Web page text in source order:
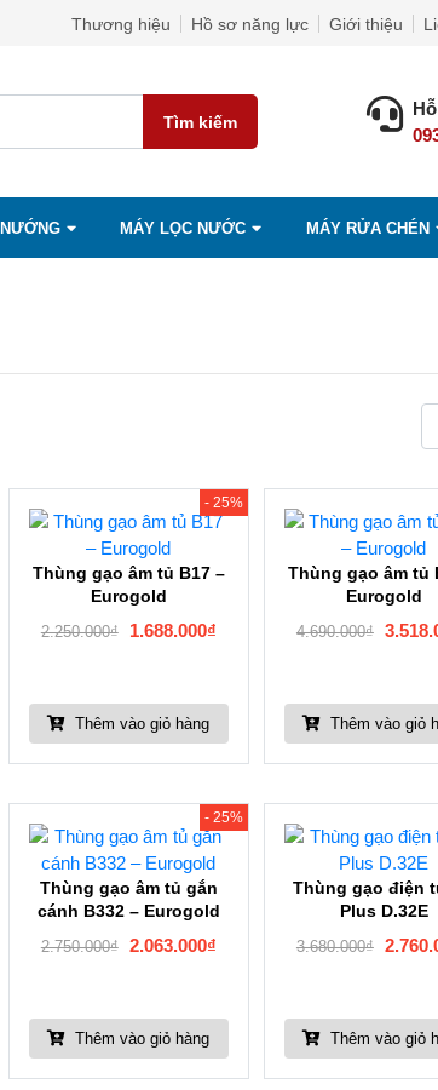
Thương hiệu Hồ sơ năng lực Giới thiệu
Tìm kiếm
MÁY LỌC NƯỚC MÁY RỬA CHÉN
- 25%
Thùng gạo âm tủ B17 –
Eurogold
2.250.000₫ 1.688.000₫
Thêm vào giỏ hàng
Thùng gạo âm tủ
Eurogold
4.690.000₫
Thêm vào giỏ
- 25%
Thùng gạo âm tủ gắn
cánh B332 – Eurogold
2.750.000₫ 2.063.000₫
Thêm vào giỏ hàng
Thùng gạo điện
Plus D.32E
3.680.000₫
Thêm vào giỏ